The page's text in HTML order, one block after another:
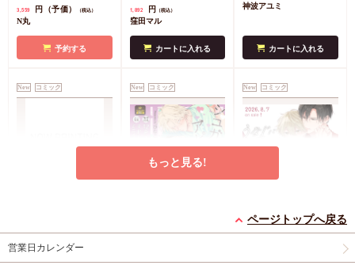
約キャンペーン(抽■
2枚
有償特典・『臆病
となの公式同人誌
償特典・『柴崎さんの
アクリルカードキーホ
店舗共通特典ペ
3,559 円（予価） （税込）
N丸
予約する
ド2枚セット
1,892 円 （税込）
窪田マル
カートに入れる
神波アユミ
カートに入れる
New コミック
小冊子＋箔押しA5ア
クリルボード】
有償特典・『エンドロ
ールは地獄まで
（3）』小冊子 有償特
New コミック
有償特典・『シュガー
コミコミ特典4Pリー
New コミック
特典・小冊子】
有償特典・『うなじに
もっと見る!
ページトップへ戻る
営業日カレンダー